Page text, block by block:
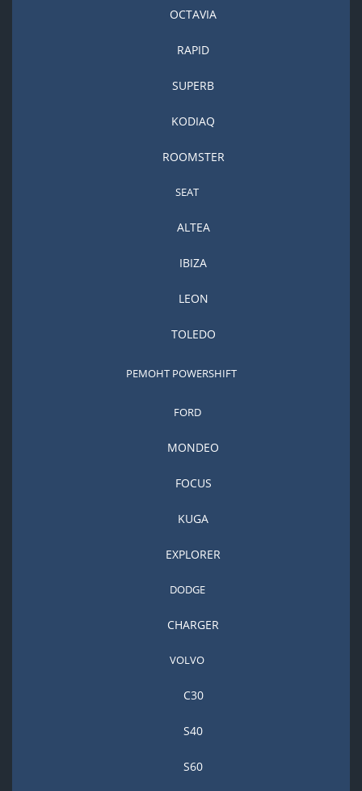
OCTAVIA
RAPID
SUPERB
KODIAQ
ROOMSTER
SEAT
ALTEA
IBIZA
LEON
TOLEDO
РЕМОНТ POWERSHIFT
FORD
MONDEO
FOCUS
KUGA
EXPLORER
DODGE
CHARGER
VOLVO
С30
S40
S60